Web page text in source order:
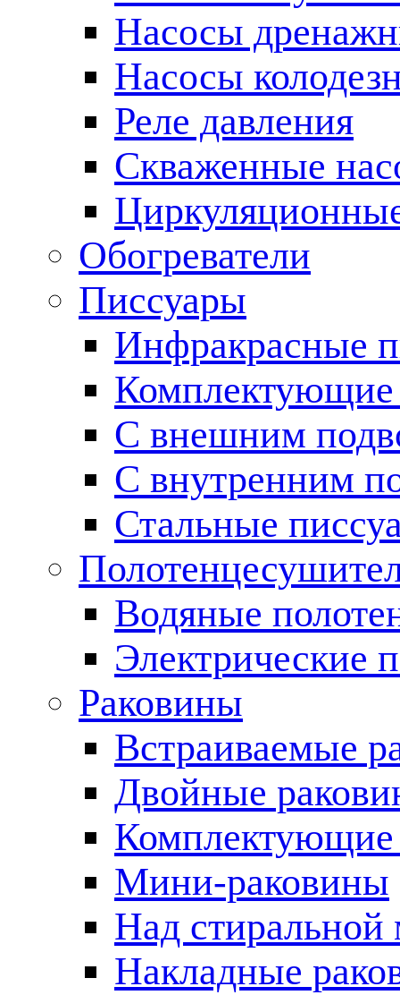
Насосы
Насосы
Реле давления
Скваженные
Обогреватели
Писсуары
Инфракрасные
Комплектующие
С внешним
С внутренним
Стальные
Водяные
Электрические
Раковины
Встраиваемые
Двойные
Комплектующие
Мини-раковины
Над
Накладные